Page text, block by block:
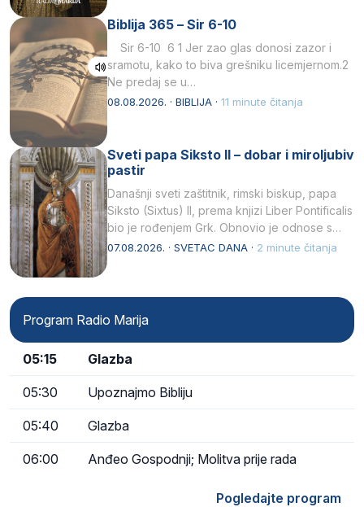
Biblija 365 – Sir 6-10
Sir 6-10 6 1 Jer zao glas donosi zazor i
sramotu, kako to biva grešniku licemjernom.2
Ne predaj se u…
08.08.2026. · BIBLIJA · 11 minute čitanja
Sveti papa Siksto II – dobar i miroljubiv
pastir
Današnji sveti zaštitnik, rimski biskup, papa
Siksto (Sixtus) II, prema knjizi Liber Pontificalis
bio je rođenjem Grk. Obnovio je odnose s
afričkim…
07.08.2026. · SVETAC DANA · 2 minute čitanja
Program Radio Marija
05:15 Glazba
05:30 Upoznajmo Bibliju
05:40 Glazba
06:00 Anđeo Gospodnji; Molitva prije rada
Pogledajte program